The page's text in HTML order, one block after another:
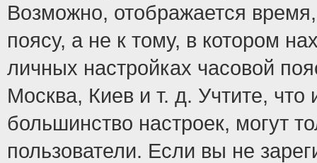
Возможно, отображается
поясу, а не к тому, в котором
личных настройках часовой
Москва, Киев и т. д. Учтите, что
большинство настроек, могут
пользователи. Если вы не